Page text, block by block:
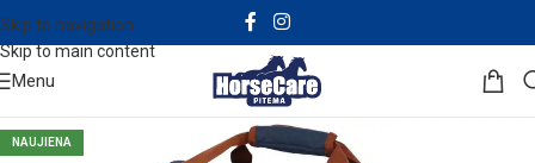
Skip to navigation
Skip to main content
Menu
NAUJIENA